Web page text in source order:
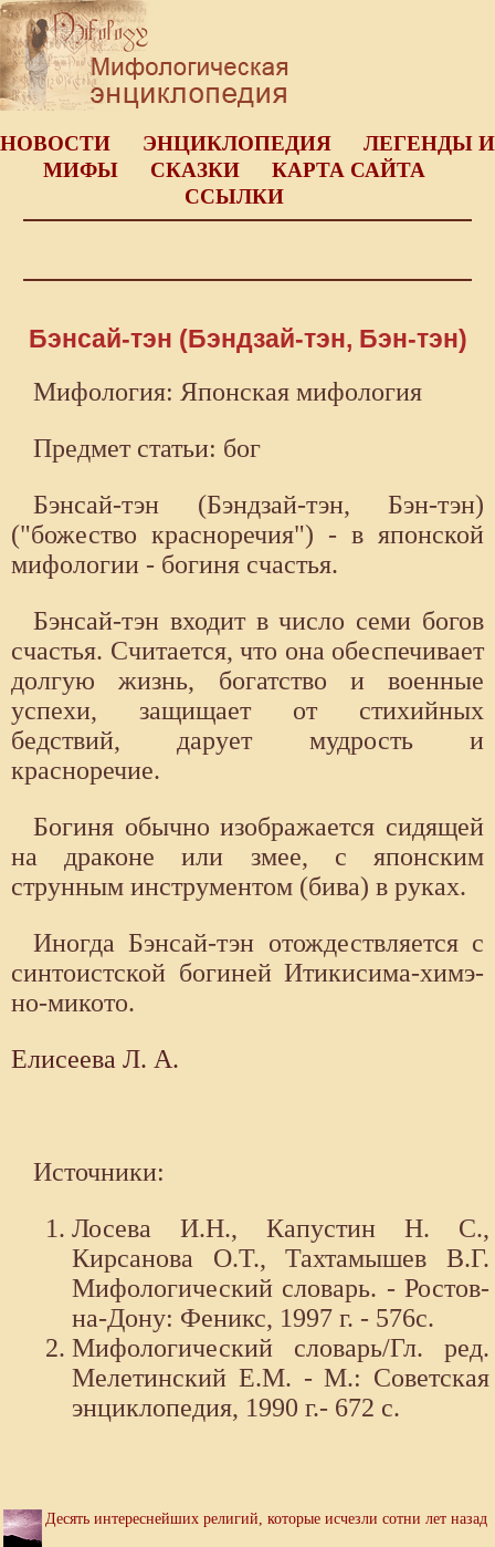
НОВОСТИ ЭНЦИКЛОПЕДИЯ
ЛЕГЕНДЫ И
МИФЫ
СКАЗКИ
КАРТА САЙТА
ССЫЛКИ
Бэнсай-тэн (Бэндзай-тэн, Бэн-тэн)
Мифология: Японская мифология
Предмет статьи: бог
Бэнсай-тэн (Бэндзай-тэн, Бэн-тэн)
("божество красноречия") - в японской
мифологии - богиня счастья.
Бэнсай-тэн входит в число семи богов
счастья. Считается, что она обеспечивает
долгую жизнь, богатство и военные
успехи, защищает от стихийных
бедствий, дарует мудрость и
красноречие.
Богиня обычно изображается сидящей
на драконе или змее, с японским
струнным инструментом (бива) в руках.
Иногда Бэнсай-тэн отождествляется с
синтоистской богиней Итикисима-химэ-
но-микото.
Елисеева Л. А.
Источники:
Лосева И.Н., Капустин Н. С.,
Кирсанова О.Т., Тахтамышев В.Г.
Мифологический словарь. - Ростов-
на-Дону: Феникс, 1997 г. - 576с.
Мифологический словарь/Гл. ред.
Мелетинский Е.М. - М.: Советская
энциклопедия, 1990 г.- 672 с.
Десять интереснейших религий, которые исчезли сотни лет назад